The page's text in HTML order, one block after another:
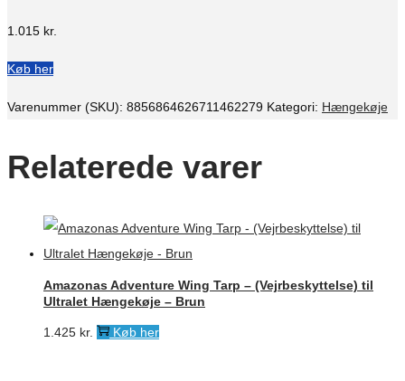
1.015 kr.
Køb her
Varenummer (SKU): 8856864626711462279 Kategori: Hængekøje
Relaterede varer
Amazonas Adventure Wing Tarp – (Vejrbeskyttelse) til
Ultralet Hængekøje – Brun
1.425 kr. Køb her